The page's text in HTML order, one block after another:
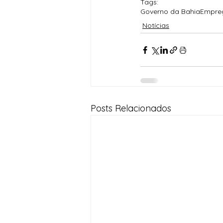
Tags:
Governo da Bahia
Notícias
Posts Relacionados